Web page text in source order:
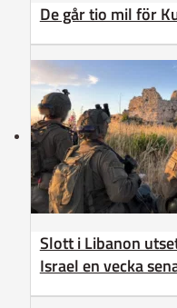
De går tio mil för
Slott i Libanon
Israel en vecka